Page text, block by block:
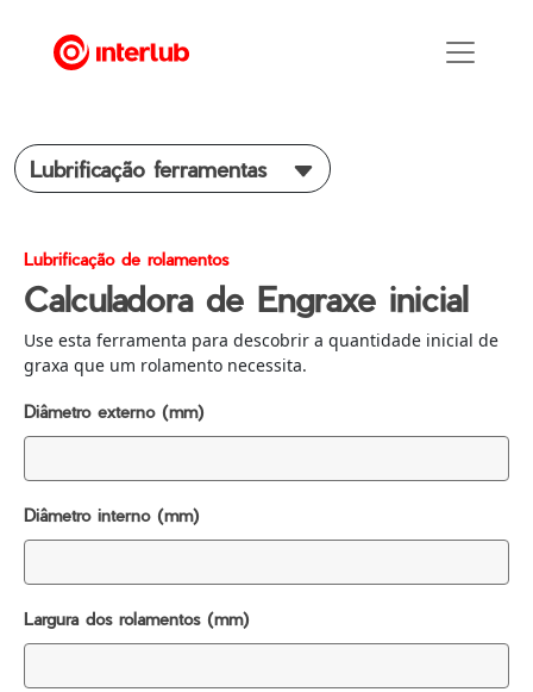
Lubrificação ferramentas
Lubrificação de rolamentos
Calculadora de Engraxe inicial
Use esta ferramenta para descobrir a quantidade inicial de
graxa que um rolamento necessita.
Diâmetro externo (mm)
Diâmetro interno (mm)
Largura dos rolamentos (mm)